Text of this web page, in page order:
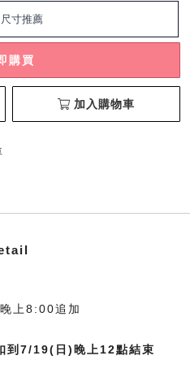
購買
加入購物車
上8:00追加
到7/19(日)晚上12點結束